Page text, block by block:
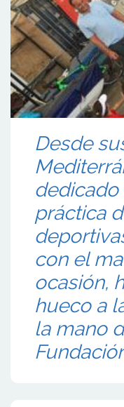
Desde
práctica
con el
ocasión,
hueco a
la mano